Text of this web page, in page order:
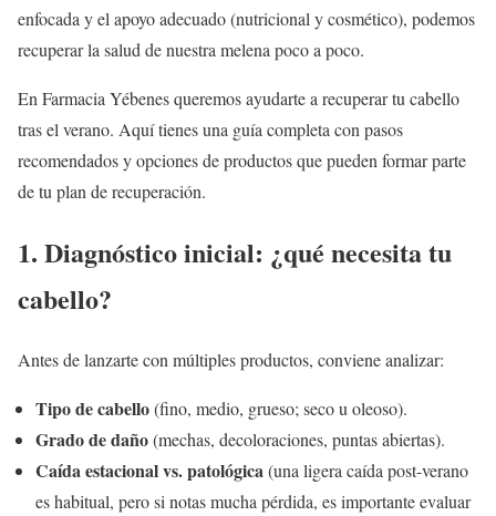
enfocada y el apoyo adecuado (nutricional y cosmético), podemos
recuperar la salud de nuestra melena poco a poco.
En Farmacia Yébenes queremos ayudarte a recuperar tu cabello
tras el verano. Aquí tienes una guía completa con pasos
recomendados y opciones de productos que pueden formar parte
de tu plan de recuperación.
1. Diagnóstico inicial: ¿qué necesita tu
cabello?
Antes de lanzarte con múltiples productos, conviene analizar:
Tipo de cabello(fino, medio, grueso; seco u oleoso).
Grado de daño(mechas, decoloraciones, puntas abiertas).
Caída estacional vs. patológica(una ligera caída post-verano
es habitual, pero si notas mucha pérdida, es importante evaluar